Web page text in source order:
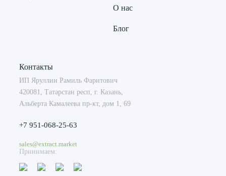
О нас
Блог
Контакты
ИП Яруллин Рамиль Фаритович
420081, Татарстан респ, г. Казань,
Альберта Камалеева пр-кт, дом 1, 69
+7 951-068-25-63
sales@extract.market
Принимаем: